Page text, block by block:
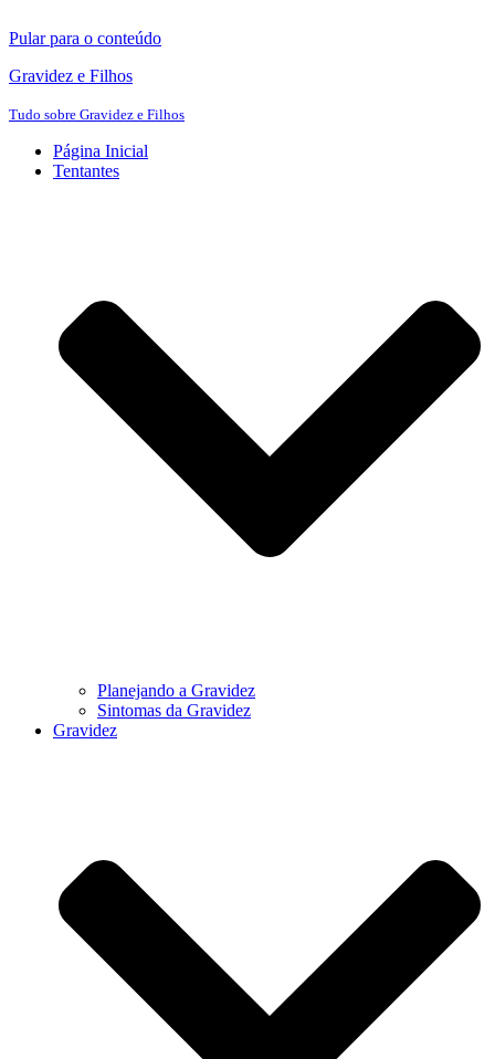
Pular para o conteúdo
Gravidez e Filhos
Tudo sobre Gravidez e Filhos
Página Inicial
Tentantes
Planejando a Gravidez
Sintomas da Gravidez
Gravidez